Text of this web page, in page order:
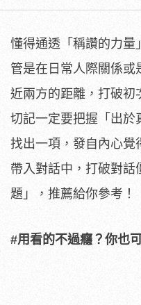
懂得通透「稱讚的力量
管是在日常人際關係或
近兩方的距離，打破初
切記一定要把握「出於
找出一項，發自內心覺
帶入對話中，打破對
題」，推薦給你參考！
#用看的不過癮？你也